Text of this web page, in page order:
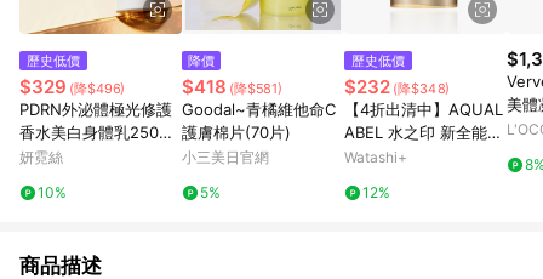
歷史低價
$329 (降$496)
PDRN外泌體極光修護
香水美白身體乳250ml
(琥珀之吻)注意：買1送
之【限定組】下單
妍霓絲
10%
降價
$418 (降$581)
Goodal~青橘維他命C
護膚棉片(70片)
小三美日官網
5%
歷史低價
$232 (降$348)
【4折出清中】AQUAL
ABEL 水之印 新全能5
D精油緊緻彈力霜
Watashi+
12%
美體
商品描述